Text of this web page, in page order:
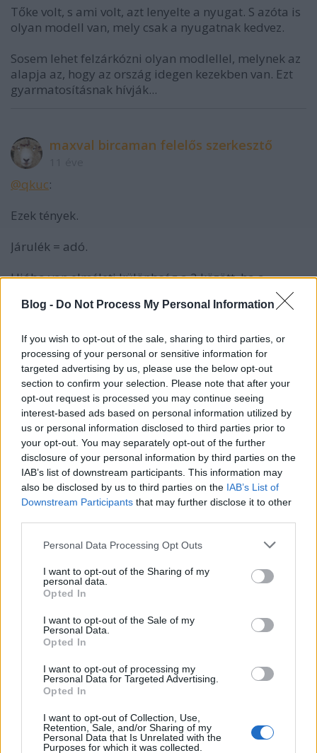
Blog - Do Not Process My Personal Information
If you wish to opt-out of the sale, sharing to third parties, or
processing of your personal or sensitive information for
targeted advertising by us, please use the below opt-out
section to confirm your selection. Please note that after your
opt-out request is processed you may continue seeing
interest-based ads based on personal information utilized by
us or personal information disclosed to third parties prior to
your opt-out. You may separately opt-out of the further
disclosure of your personal information by third parties on the
IAB’s list of downstream participants. This information may
also be disclosed by us to third parties on the IAB’s List of
Downstream Participants that may further disclose it to other
Please note that this website/app uses one or more Google
not limited to your visit or usage behaviour. You may click to
grant or deny consent to Google and its third-party tags to
use your data for below specified purposes in below Google
consent section.
Personal Data Processing Opt Outs
I want to opt-out of the Sharing of my
personal data.
Opted In
I want to opt-out of the Sale of my
Personal Data.
Opted In
I want to opt-out of processing my
Personal Data for Targeted Advertising.
Opted In
I want to opt-out of Collection, Use,
Retention, Sale, and/or Sharing of my
Personal Data that Is Unrelated with the
Purposes for which it was collected.
Tőke volt, s ami volt, azt lenyelte a nyugat. S azóta is
olyan modell van, mely csak a nyugatnak kedvez.
Sosem lehet felzárkózni olyan modlellel, melynek az
alapja az, hogy az ország idegen kezekben van. Ezt
gyarmatosításnak hívják...
maxval bircaman felelős szerkesztő
@qkuc:
Ezek tények.
Járulék = adó.
Hiába van elméleti különbség a 2 között. ha a
egyes járulélokokat átneveztek adóvá?
maxval bircaman felelős szerkesztő
11 éve
@nu pagagyí:
"Az adóért nem jár semmi neked, azzal az állam
szabadon garázdálkodik. A járulék viszont a te
személyes biztosításod, amiért a befizetés
mértékében garantált szolgáltatás jár:
nyugdíjjárulékért nyugdíj, pénzbeli
egészségjárulékért táppénz és gyed, munkaerőpiaci
Ez csak elmélet. A valóság más.
Valójában a járulékért sem valami konkrétum jár,
hanem az, amit az állam EGYOLDALÚAN megállapít.
Ez egy adófajta, semmi más.
A KÖTELEZŐ magánnyugdíj pedig egy abszurdum.
Ez kb. olyan, mintha kütelező lenni moziba menni
havonta 2-szer.